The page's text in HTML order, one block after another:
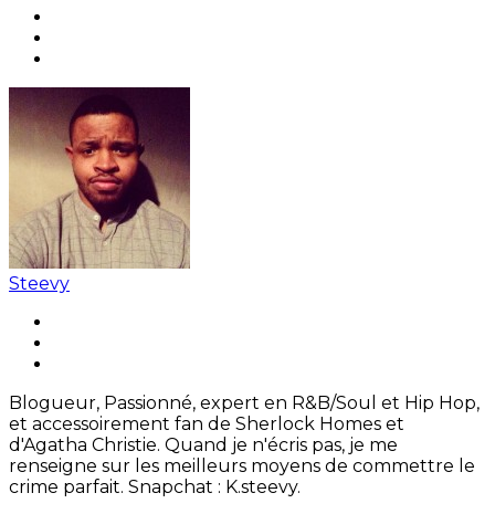
Steevy
Blogueur, Passionné, expert en R&B/Soul et Hip Hop,
et accessoirement fan de Sherlock Homes et
d'Agatha Christie. Quand je n'écris pas, je me
renseigne sur les meilleurs moyens de commettre le
crime parfait. Snapchat : K.steevy.